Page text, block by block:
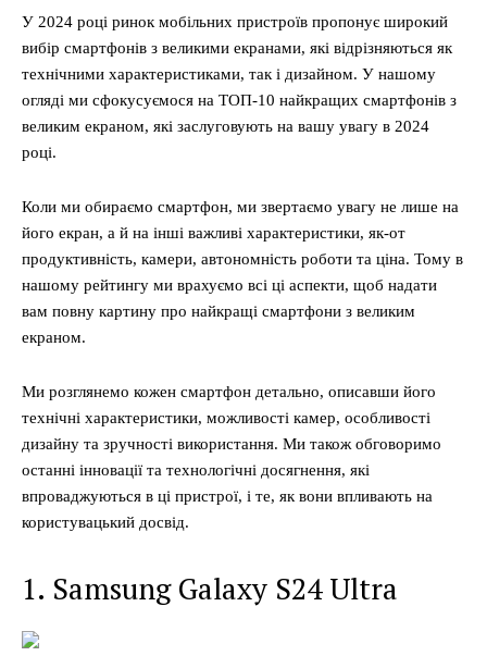
У 2024 році ринок мобільних пристроїв пропонує широкий
вибір смартфонів з великими екранами, які відрізняються як
технічними характеристиками, так і дизайном. У нашому
огляді ми сфокусуємося на ТОП-10 найкращих смартфонів з
великим екраном, які заслуговують на вашу увагу в 2024
році.
Коли ми обираємо смартфон, ми звертаємо увагу не лише на
його екран, а й на інші важливі характеристики, як-от
продуктивність, камери, автономність роботи та ціна. Тому в
нашому рейтингу ми врахуємо всі ці аспекти, щоб надати
вам повну картину про найкращі смартфони з великим
екраном.
Ми розглянемо кожен смартфон детально, описавши його
технічні характеристики, можливості камер, особливості
дизайну та зручності використання. Ми також обговоримо
останні інновації та технологічні досягнення, які
впроваджуються в ці пристрої, і те, як вони впливають на
користувацький досвід.
1. Samsung Galaxy S24 Ultra